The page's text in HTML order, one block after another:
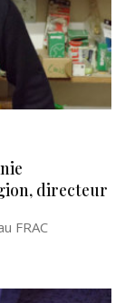
directeur
FRAC